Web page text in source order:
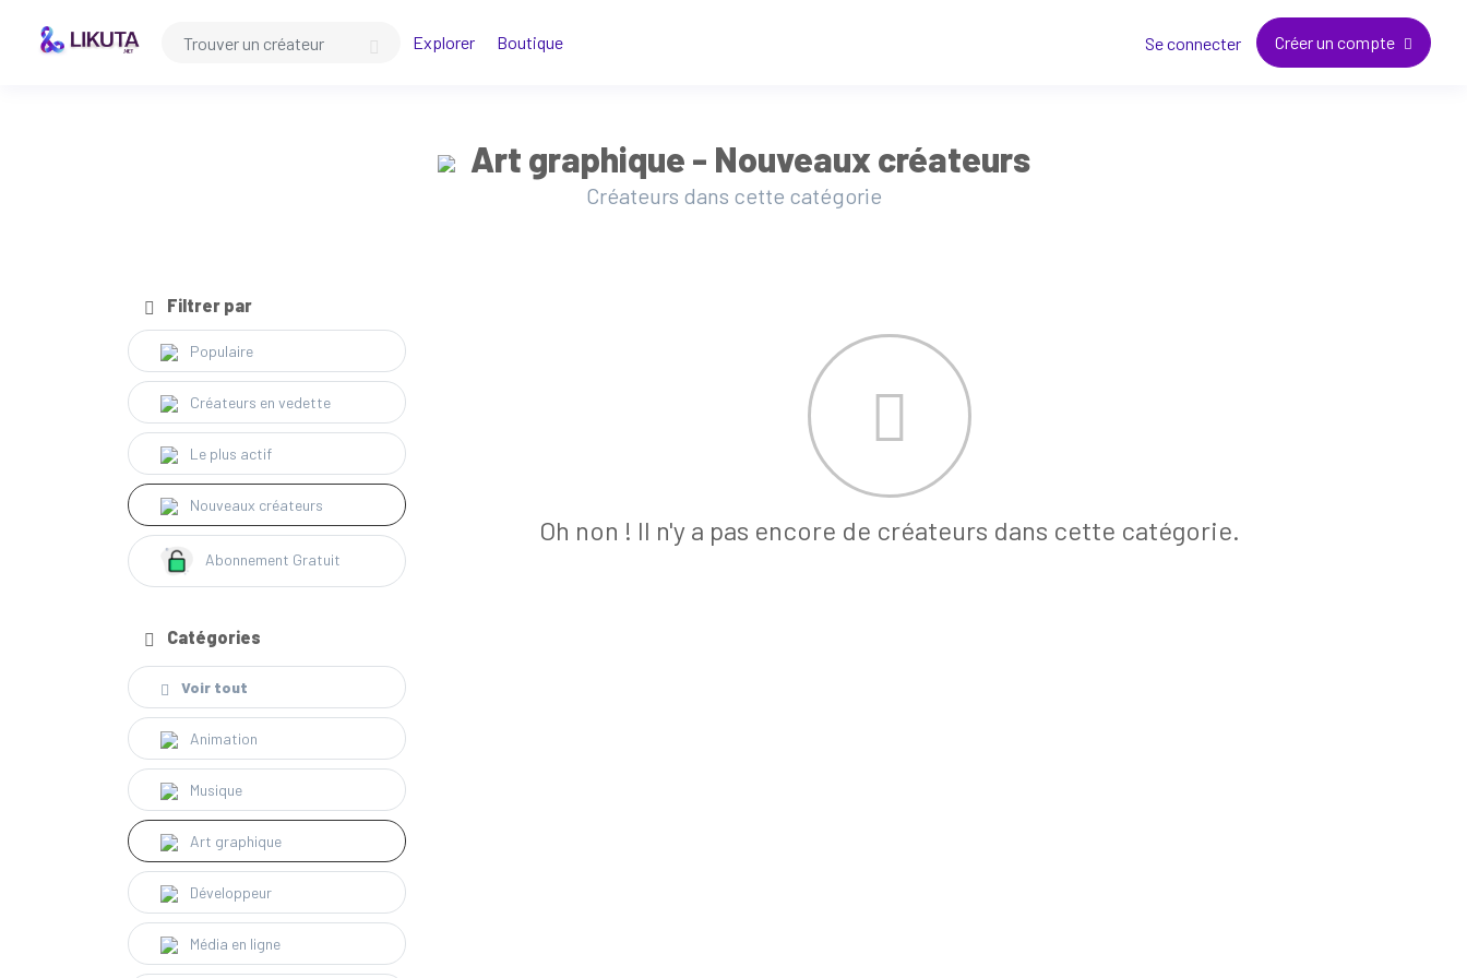
Explorer Boutique Se connecter Créer un compte
Art graphique - Nouveaux créateurs
Créateurs dans cette catégorie
Filtrer par
Populaire
Créateurs en vedette
Le plus actif
Nouveaux créateurs
Abonnement Gratuit
Catégories
Voir tout
Animation
Musique
Art graphique
Développeur
Média en ligne
Oh non ! Il n'y a pas encore de créateurs dans cette catégorie.